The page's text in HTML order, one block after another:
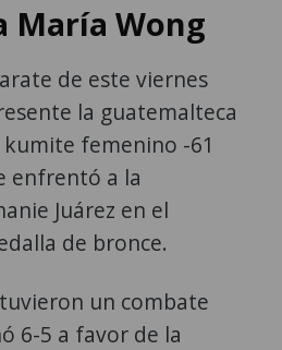
María Wong
de este viernes
la guatemalteca
femenino -61
enfrentó a la
Juárez en el
de bronce.
un combate
6-5 a favor de la